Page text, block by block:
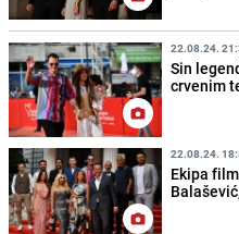
22.08.24.
Sin
crvenim
22.08.24.
Ekipa